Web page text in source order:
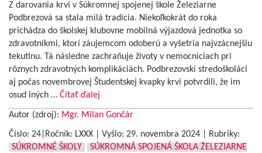
Z darovania krvi v Súkromnej spojenej škole Železiarne
Podbrezová sa stala milá tradícia. Niekoľkokrát do roka
prichádza do školskej klubovne mobilná výjazdová jednotka so
zdravotníkmi, ktorí záujemcom odoberú a vyšetria najvzácnejšiu
tekutinu. Tá následne zachraňuje životy v nemocniciach pri
rôznych zdravotných komplikáciách. Podbrezovskí stredoškoláci
aj počas novembrovej Študentskej kvapky krvi potvrdili, že im
osud iných … Čítať ďalej
Autor (zdroj): Mgr. Milan Gončár
Číslo: 24|Ročník: LXXX | Vyšlo: 29. novembra 2024
Rubriky:
SÚKROMNÉ ŠKOLY
SÚKROMNÁ SPOJENÁ ŠKOLA ŽELEZIARNE